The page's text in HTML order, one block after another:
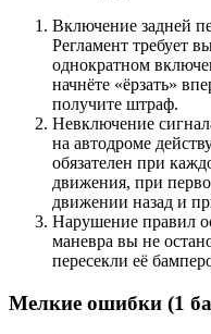
Включение задней
Регламент требует
однократном
начнёте «ёрзать»
получите штраф.
Невключение
на автодроме
обязателен при
движения, при
движении назад и
Нарушение правил
маневра вы не
пересекли её
Мелкие ошибки (1